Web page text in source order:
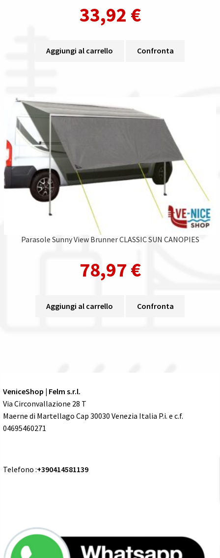
33,92 €
Aggiungi al carrello Confronta
Parasole Sunny View Brunner CLASSIC SUN CANOPIES
78,97 €
Aggiungi al carrello Confronta
VeniceShop | Felm s.r.l.
Via Circonvallazione 28 T
Maerne di Martellago Cap 30030 Venezia Italia P.i. e c.f.
04695460271
Telefono :+390414581139